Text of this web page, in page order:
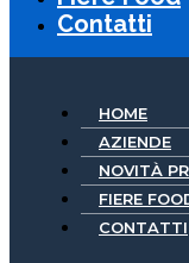
Contatti
HOME
AZIENDE
NOVITÀ
FIERE
CONTATTI